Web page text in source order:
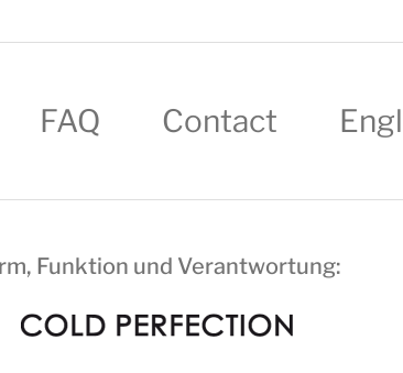
FAQ Contact
Funktion und Verantwortung: